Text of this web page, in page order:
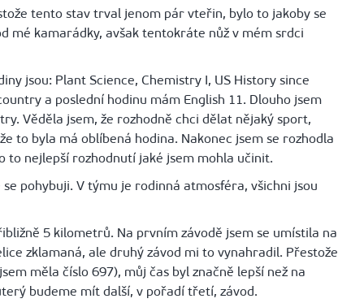
tento stav trval jenom pár vteřin, bylo to jakoby se
mé kamarádky, avšak tentokráte nůž v mém srdci
jsou: Plant Science, Chemistry I, US History since
a poslední hodinu mám English 11. Dlouho jsem
Věděla jsem, že rozhodně chci dělat nějaký sport,
to byla má oblíbená hodina. Nakonec jsem se rozhodla
to nejlepší rozhodnutí jaké jsem mohla učinit.
pohybuji. V týmu je rodinná atmosféra, všichni jsou
5 kilometrů. Na prvním závodě jsem se umístila na
zklamaná, ale druhý závod mi to vynahradil. Přestože
měla číslo 697), můj čas byl značně lepší než na
budeme mít další, v pořadí třetí, závod.